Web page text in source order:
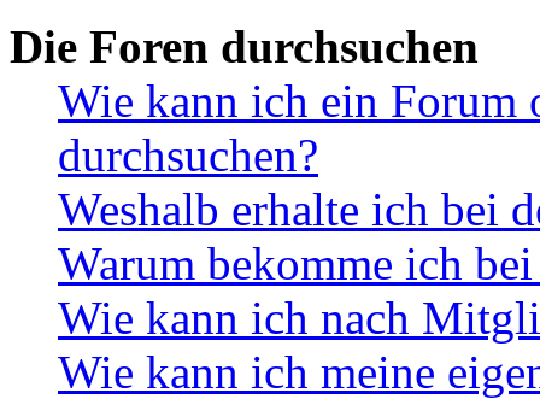
Die Foren durchsuchen
Wie kann ich ein Forum
durchsuchen?
Weshalb erhalte ich bei
Warum bekomme ich
Wie kann ich nach
Wie kann ich meine